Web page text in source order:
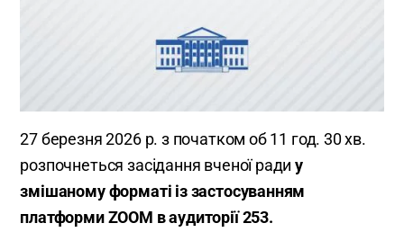
27 березня 2026 р. з початком об 11 год. 30 хв.
розпочнеться засідання вченої радиу
змішаному форматі із застосуванням
платформи ZOOM в аудиторії 253.